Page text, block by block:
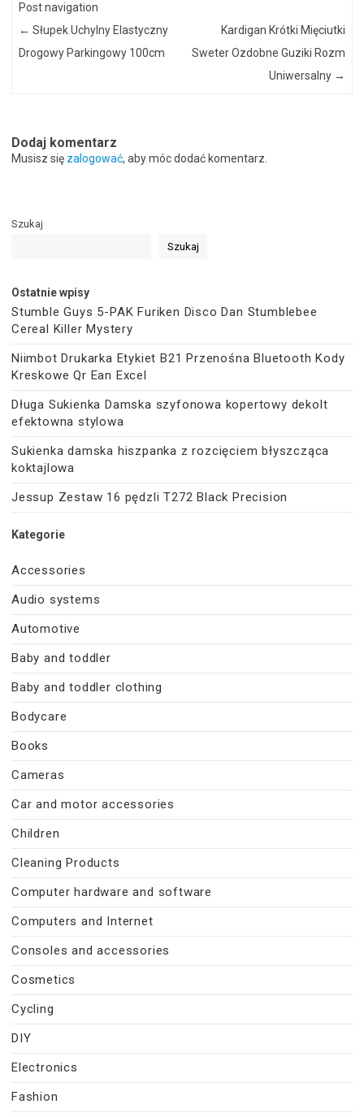
Post navigation
← Słupek Uchylny Elastyczny
Drogowy Parkingowy 100cm
Kardigan Krótki Mięciutki
Sweter Ozdobne Guziki Rozm
Uniwersalny →
Dodaj komentarz
Musisz się zalogować, aby móc dodać komentarz.
Szukaj
Szukaj
Ostatnie wpisy
Stumble Guys 5-PAK Furiken Disco Dan Stumblebee
Cereal Killer Mystery
Niimbot Drukarka Etykiet B21 Przenośna Bluetooth Kody
Kreskowe Qr Ean Excel
Długa Sukienka Damska szyfonowa kopertowy dekolt
efektowna stylowa
Sukienka damska hiszpanka z rozcięciem błyszcząca
koktajlowa
Jessup Zestaw 16 pędzli T272 Black Precision
Kategorie
Accessories
Audio systems
Automotive
Baby and toddler
Baby and toddler clothing
Bodycare
Books
Cameras
Car and motor accessories
Children
Cleaning Products
Computer hardware and software
Computers and Internet
Consoles and accessories
Cosmetics
Cycling
DIY
Electronics
Fashion